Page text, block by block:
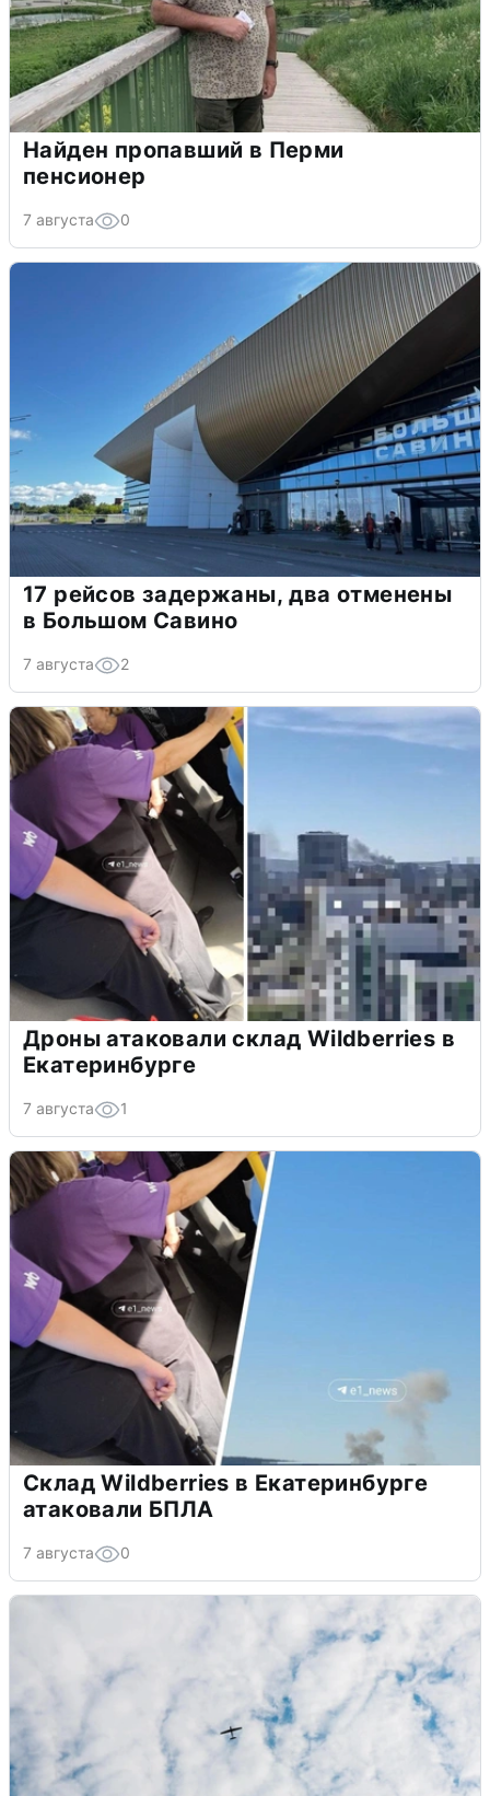
Найден пропавший в Перми
пенсионер
7 августа 0
17 рейсов задержаны, два отменены
в Большом Савино
7 августа 2
Дроны атаковали склад Wildberries в
Екатеринбурге
7 августа 1
Склад Wildberries в Екатеринбурге
атаковали БПЛА
7 августа 0